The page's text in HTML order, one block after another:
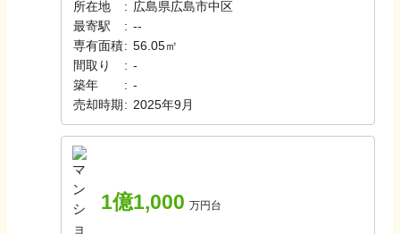
所在地
: 広島県広島市中区
最寄駅
: --
専有面積: 56.05㎡
間取り
: -
築年
: -
売却時期 : 2025年9月
1億1,000 万円台